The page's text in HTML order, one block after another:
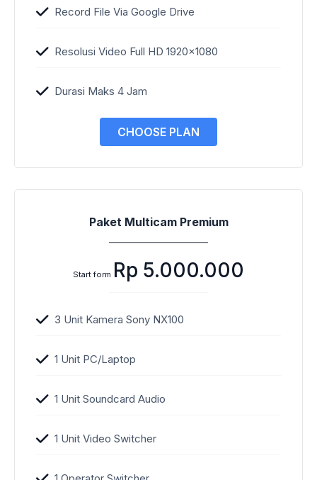
Record File Via Google Drive
Resolusi Video Full HD 1920×1080
Durasi Maks 4 Jam
CHOOSE PLAN
Paket Multicam Premium
Start form Rp 5.000.000
3 Unit Kamera Sony NX100
1 Unit PC/Laptop
1 Unit Soundcard Audio
1 Unit Video Switcher